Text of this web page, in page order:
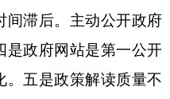
间滞后。主动公开政府
是政府网站是第一公开
。五是政策解读质量不